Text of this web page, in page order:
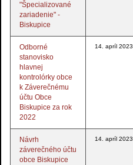
"Špecializované
zariadenie" -
Biskupice
Odborné
stanovisko
hlavnej
kontrolórky obce
k Záverečnému
účtu Obce
Biskupice za rok
2022
14. apríl 2023
Návrh
záverečného účtu
obce Biskupice
14. apríl 2023